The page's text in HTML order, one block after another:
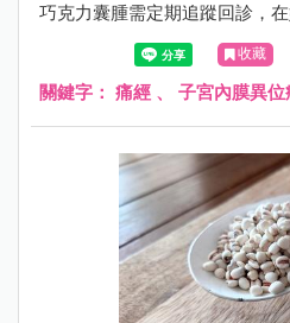
巧克力囊腫需定期追蹤回診，
醫門診求診，希望中醫能幫她
能讓子宮內膜異位症的嚴重程度
收藏
關鍵字： 痛經 、 子宮內膜異位